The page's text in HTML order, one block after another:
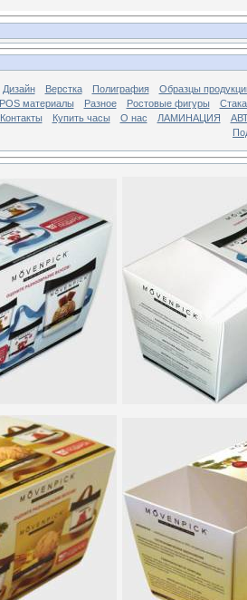
Дизайн Верстка Полиграфия
Образцы
POS материалы Разное Ростовые фигуры
Контакты Купить часы О нас ЛАМИНАЦИЯ